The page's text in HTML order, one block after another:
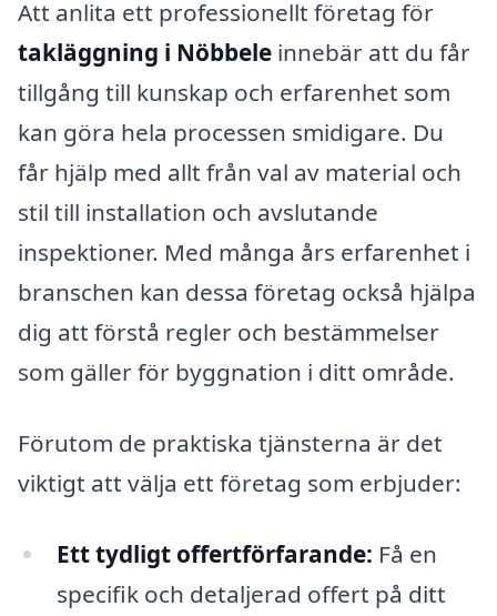
Att anlita ett professionellt företag för
takläggning i Nöbbele innebär att du får
tillgång till kunskap och erfarenhet som
kan göra hela processen smidigare. Du
får hjälp med allt från val av material och
stil till installation och avslutande
inspektioner. Med många års erfarenhet i
branschen kan dessa företag också hjälpa
dig att förstå regler och bestämmelser
som gäller för byggnation i ditt område.
Förutom de praktiska tjänsterna är det
viktigt att välja ett företag som erbjuder:
Ett tydligt offertförfarande: Få en
specifik och detaljerad offert på ditt